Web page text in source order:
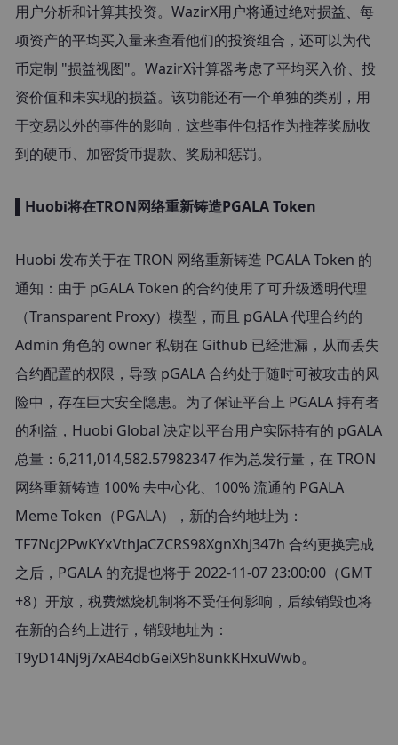
用户分析和计算其投资。WazirX用户将通过绝对损益、每
项资产的平均买入量来查看他们的投资组合，还可以为代
币定制 "损益视图"。WazirX计算器考虑了平均买入价、投
资价值和未实现的损益。该功能还有一个单独的类别，用
于交易以外的事件的影响，这些事件包括作为推荐奖励收
到的硬币、加密货币提款、奖励和惩罚。
▌Huobi将在TRON网络重新铸造PGALA Token
Huobi 发布关于在 TRON 网络重新铸造 PGALA Token 的
通知：由于 pGALA Token 的合约使用了可升级透明代理
（Transparent Proxy）模型，而且 pGALA 代理合约的
Admin 角色的 owner 私钥在 Github 已经泄漏，从而丢失
合约配置的权限，导致 pGALA 合约处于随时可被攻击的风
险中，存在巨大安全隐患。 为了保证平台上 PGALA 持有者
的利益，Huobi Global 决定以平台用户实际持有的 pGALA
总量：6,211,014,582.57982347 作为总发行量，在 TRON
网络重新铸造 100% 去中心化、100% 流通的 PGALA
Meme Token（PGALA），新的合约地址为：
TF7Ncj2PwKYxVthJaCZCRS98XgnXhJ347h 合约更换完成
之后，PGALA 的充提也将于 2022-11-07 23:00:00（GMT
+8）开放，税费燃烧机制将不受任何影响，后续销毁也将
在新的合约上进行，销毁地址为：
T9yD14Nj9j7xAB4dbGeiX9h8unkKHxuWwb。